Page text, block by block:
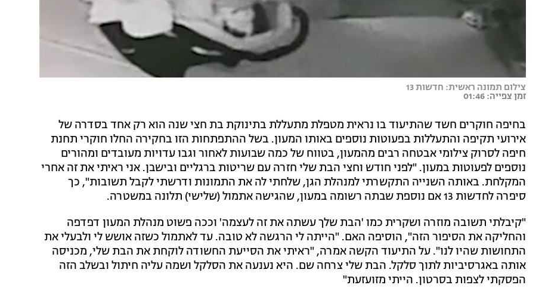
צילום תמונה ראשית: חדשות 13
זמן צפייה: 01:46
בחיפה חוקרים חשד שהתיעוד בו נראית מטפלת מתעללת בתינוקת בת חצי שנה הוא רק אחד בסדרה של
אירועי תקיפה והתעללות בפעוטות נוספים באותו המעון. בשל ההתפתחות הזו בחקירה החלו חוקרי תחנת
חיפה לסרוק צילומי אבטחה רבים מהמעון, בטווח של כמה שבועות לאחור וגבו עדויות מעובדים ומהורים
נוספים לפעוטות במעון. "לפני חודש וחצי הבת שלי חזרה עם שריטות ברגליים ובישבן. אני ראיתי את זה אחרי
המקלחת. באותה השנייה התקשרתי למנהלת הגן, שלחתי לה את התמונות ודרשתי לקבל תשובות", כך
סיפרה לחדשות 13 אם נוספת שבתה רשומה במעון, שהגישה אתמול (שלישי) תלונה במשטרה.
"קיבלתי תשובה מוזרה ושקרית כמו 'הבת שלך עשתה את זה לעצמה' וככה פשוט מנהלת המעון דפדפה
והחליקה את הסיפור הזה", הוסיפה האם. "הייתה לי הרגשה לא טובה. עד לאתמול כשזה אושש לי ולבעלי את
התחושות שהיו לנו". על התיעוד הקשה אמרה, "ראיתי את הסייעת החשודה לוקחת את הבת שלי, מכניסה
אותה באגרסיביות לתוך סלקל. הבת שלי צרחה שם. היא נענעה את הסלקל ושמה עליה חיתול ובשלב הזה
הפסקתי לצפות בסרטון. הייתי מזועזעת"